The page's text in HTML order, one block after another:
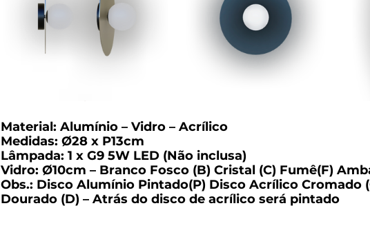
Material: Alumínio – Vidro – Acrílico
Medidas: Ø28 x P13cm
Lâmpada: 1 x G9 5W LED (Não inclusa)
Vidro: Ø10cm – Branco Fosco (B) Cristal (C) Fumê(F)
Obs.: Disco Alumínio Pintado(P) Disco Acrílico Cromado
Dourado (D) – Atrás do disco de acrílico será pintado